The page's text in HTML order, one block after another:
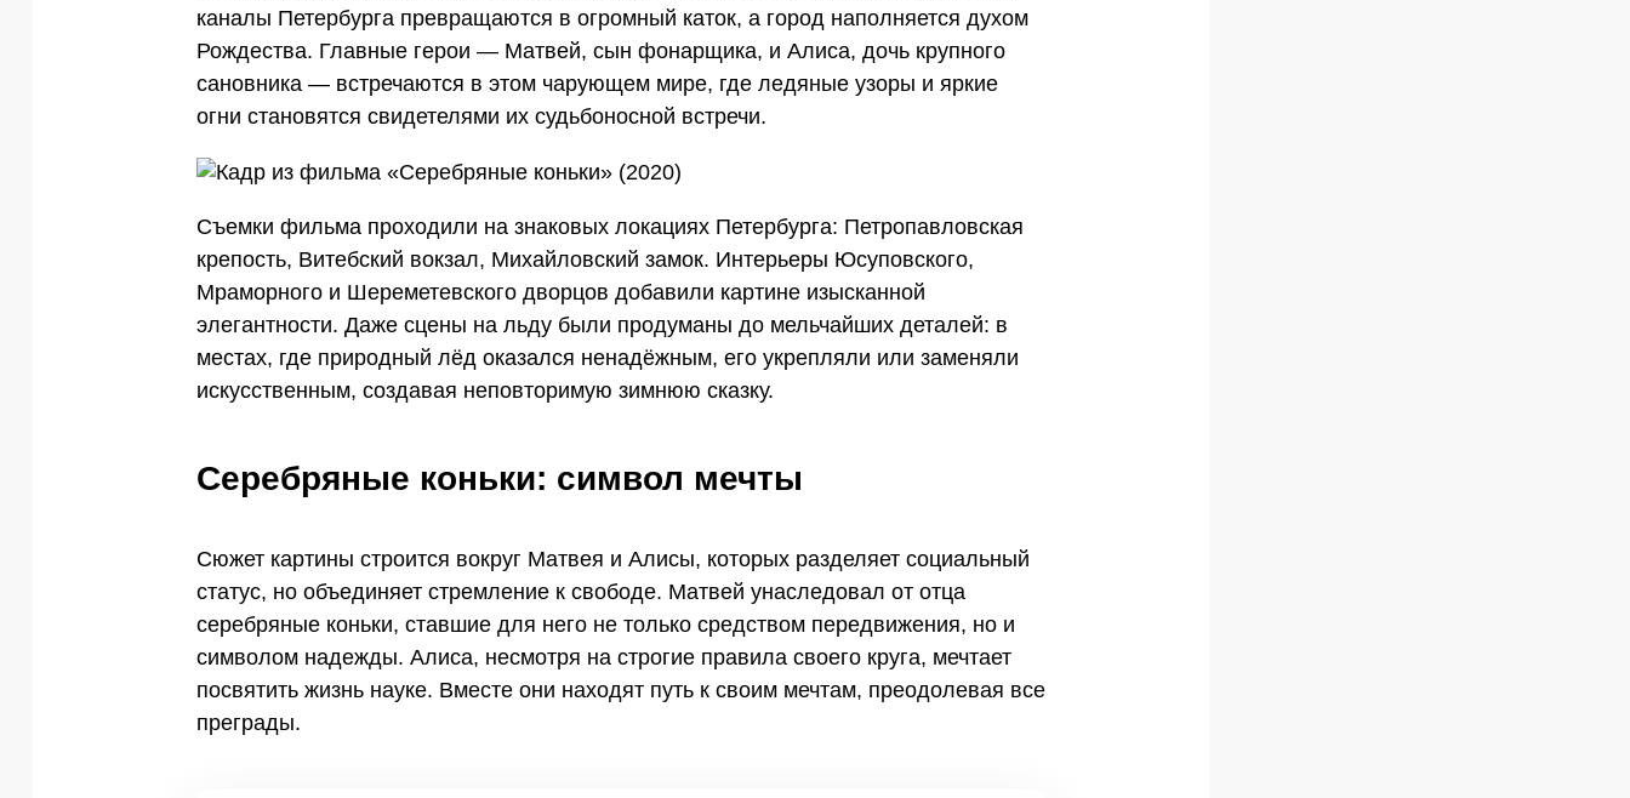
каналы Петербурга превращаются в огромный каток, а город наполняется духом
Рождества. Главные герои — Матвей, сын фонарщика, и Алиса, дочь крупного
сановника — встречаются в этом чарующем мире, где ледяные узоры и яркие
огни становятся свидетелями их судьбоносной встречи.
Съемки фильма проходили на знаковых локациях Петербурга: Петропавловская
крепость, Витебский вокзал, Михайловский замок. Интерьеры Юсуповского,
Мраморного и Шереметевского дворцов добавили картине изысканной
элегантности. Даже сцены на льду были продуманы до мельчайших деталей: в
местах, где природный лёд оказался ненадёжным, его укрепляли или заменяли
искусственным, создавая неповторимую зимнюю сказку.
Серебряные коньки: символ мечты
Сюжет картины строится вокруг Матвея и Алисы, которых разделяет социальный
статус, но объединяет стремление к свободе. Матвей унаследовал от отца
серебряные коньки, ставшие для него не только средством передвижения, но и
символом надежды. Алиса, несмотря на строгие правила своего круга, мечтает
посвятить жизнь науке. Вместе они находят путь к своим мечтам, преодолевая все
преграды.